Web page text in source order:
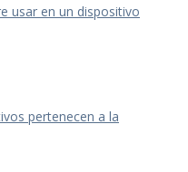
usar en un dispositivo
pertenecen a la